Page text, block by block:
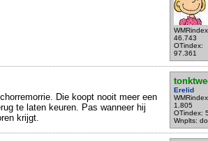
46.743
OTindex:
97.361
Erelid
1.805
OTindex:
Wnplts:
Die koopt nooit meer een
te laten keuren. Pas wanneer hij
krijgt.